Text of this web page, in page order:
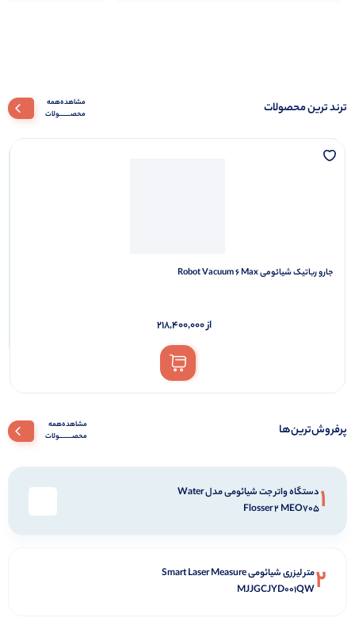
ترند ترین محصولات
مشاهده‌همه‌
محصـــــــولات
جارو رباتیک شیائومی Robot Vacuum 6 Max
از218,400,000
پرفروش‌ترین‌ها
مشاهده‌همه‌
محصــــــــولات
1
دستگاه واتر جت شیائومی مدل Water
Flosser 2 MEO705
2
متر لیزری شیائومی Smart Laser Measure
MJJGCJYD001QW